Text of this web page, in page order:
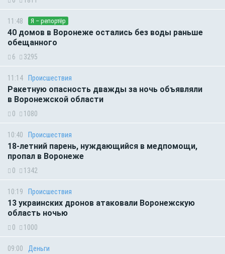
11:48 Я – репортёр
40 домов в Воронеже остались без воды раньше
обещанного
6 3295
11:14 Происшествия
Ракетную опасность дважды за ночь объявляли
в Воронежской области
0 1080
10:40 Происшествия
18-летний парень, нуждающийся в медпомощи,
пропал в Воронеже
0 1342
10:19 Происшествия
13 украинских дронов атаковали Воронежскую
область ночью
0 1000
09:00 Деньги